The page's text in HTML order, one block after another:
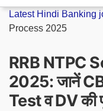
Latest Hindi Banking
Process 2025
RRB NTPC
2025: जानें
Test व DV की